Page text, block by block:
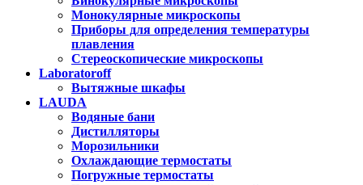
Монокулярные микроскопы
Приборы для определения температуры
плавления
Стереоскопические микроскопы
Laboratoroff
Вытяжные шкафы
LAUDA
Водяные бани
Дистилляторы
Морозильники
Охлаждающие термостаты
Погружные термостаты